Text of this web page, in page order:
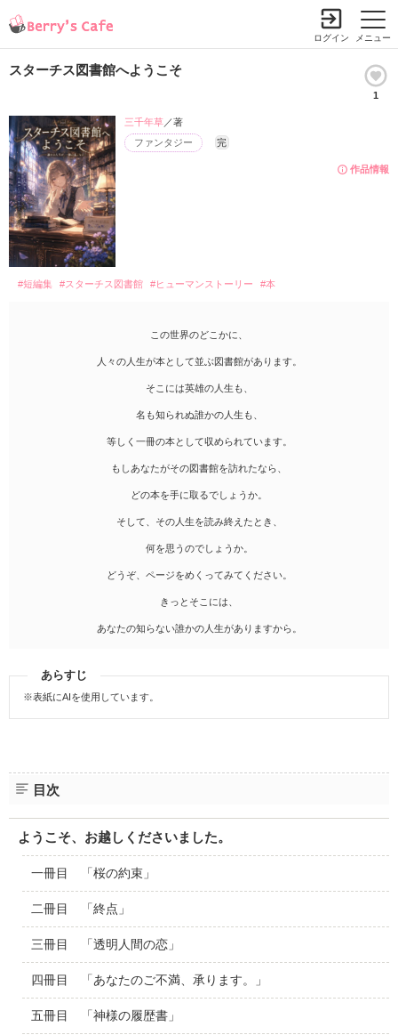
メニュー
ログイン
スターチス図書館へようこそ
1
作品情報
ファンタジー 完
三千年草／著
#短編集 #スターチス図書館 #ヒューマンストーリー #本
この世界のどこかに、
人々の人生が本として並ぶ図書館があります。
そこには英雄の人生も、
名も知られぬ誰かの人生も、
等しく一冊の本として収められています。
もしあなたがその図書館を訪れたなら、
どの本を手に取るでしょうか。
そして、その人生を読み終えたとき、
何を思うのでしょうか。
どうぞ、ページをめくってみてください。
きっとそこには、
あなたの知らない誰かの人生がありますから。
あらすじ
※表紙にAIを使用しています。
目次
ようこそ、お越しくださいました。
一冊目 「桜の約束」
二冊目 「終点」
三冊目 「透明人間の恋」
四冊目 「あなたのご不満、承ります。」
五冊目 「神様の履歴書」